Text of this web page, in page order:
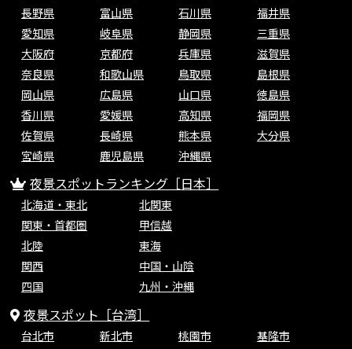
長野県
富山県 石川県
福井県
愛知県
岐阜県 静岡県
三重県
大阪府
京都府 兵庫県
滋賀県
奈良県
和歌山県 鳥取県
島根県
岡山県
広島県 山口県
徳島県
香川県
愛媛県 高知県
福岡県
佐賀県
長崎県 熊本県
大分県
宮崎県
鹿児島県 沖縄県
夜景スポットランキング［日本］
北海道・東北
北関東
関東・首都圏
甲信越
北陸
東海
関西
中国・山陰
四国
九州・沖縄
夜景スポット［台湾］
台北市 新北市 桃園市
基隆市